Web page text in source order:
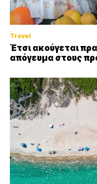
Travel
Έτσι ακούγεται
απόγευμα στους